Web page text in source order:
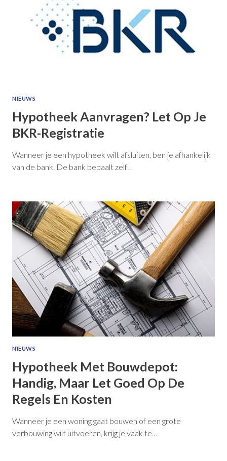
NIEUWS
Hypotheek Aanvragen? Let Op Je
BKR-Registratie
Wanneer je een hypotheek wilt afsluiten, ben je afhankelijk
van de bank. De bank bepaalt zelf…
NIEUWS
Hypotheek Met Bouwdepot:
Handig, Maar Let Goed Op De
Regels En Kosten
Wanneer je een woning gaat bouwen of een grote
verbouwing wilt uitvoeren, krijg je vaak te…